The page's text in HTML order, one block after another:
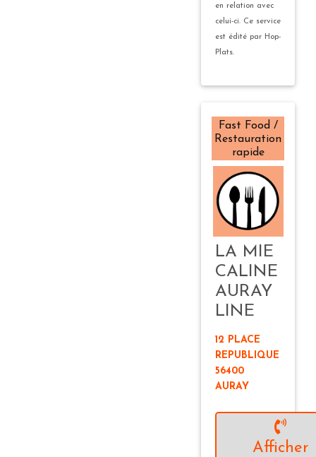
en relation avec
celui-ci. Ce service
est édité par Hop-
Plats.
Fast Food /
Restauration
rapide
LA MIE
CALINE
AURAY
LINE
12 PLACE
REPUBLIQUE
56400
AURAY
Afficher